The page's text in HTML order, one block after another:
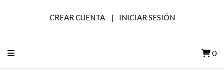
CREAR CUENTA INICIAR SESIÓN
0